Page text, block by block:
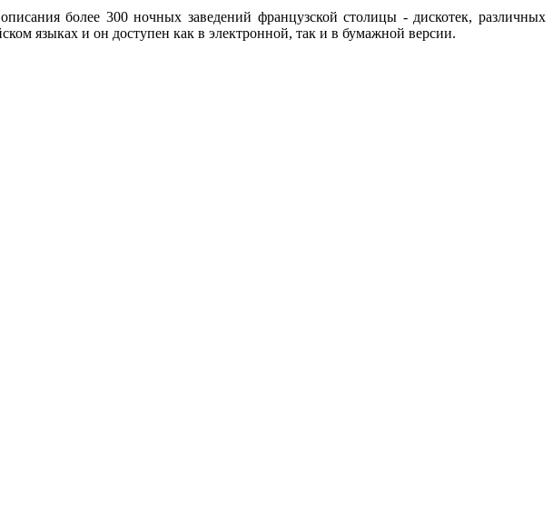
более 300 ночных заведений французской столицы - дискотек, различных
языках и он доступен как в электронной, так и в бумажной версии.